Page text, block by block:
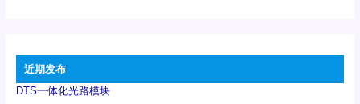
近期发布
DTS一体化光路模块